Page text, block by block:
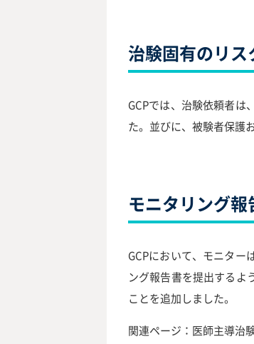
治験固有のリ
GCPでは、治験依頼者
た。並びに、被験者保護
モニタリング報
GCPにおいて、モニタ
ング報告書を提出するよ
ことを追加しました。
関連ページ： 医師主導治